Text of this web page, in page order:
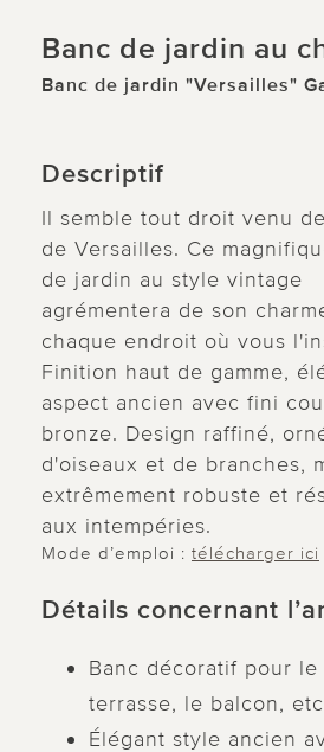
Banc de jardin au
Banc de jardin "Versailles"
Descriptif
Il semble tout droit venu
de Versailles. Ce
de jardin au style vintage
agrémentera de son
chaque endroit où vous
Finition haut de gamme,
aspect ancien avec fini
bronze. Design raffiné,
d'oiseaux et de branches,
extrêmement robuste et
aux intempéries.
Mode d’emploi : télécharger ici
Détails concernant
Banc décoratif pour le
terrasse, le balcon,
Élégant style ancien